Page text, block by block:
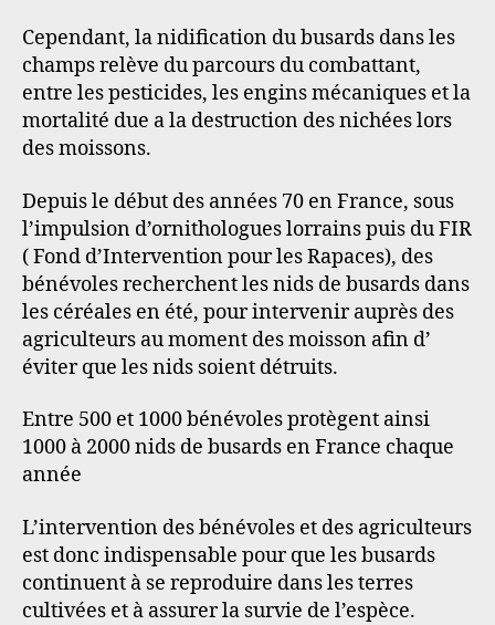
Cependant, la nidification du busards dans les
champs relève du parcours du combattant,
entre les pesticides, les engins mécaniques et la
mortalité due a la destruction des nichées lors
des moissons.
Depuis le début des années 70 en France, sous
l’impulsion d’ornithologues lorrains puis du FIR
( Fond d’Intervention pour les Rapaces), des
bénévoles recherchent les nids de busards dans
les céréales en été, pour intervenir auprès des
agriculteurs au moment des moisson afin d’
éviter que les nids soient détruits.
Entre 500 et 1000 bénévoles protègent ainsi
1000 à 2000 nids de busards en France chaque
année
L’intervention des bénévoles et des agriculteurs
est donc indispensable pour que les busards
continuent à se reproduire dans les terres
cultivées et à assurer la survie de l’espèce.